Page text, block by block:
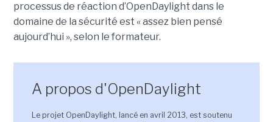
processus de réaction d’OpenDaylight dans le
domaine de la sécurité est « assez bien pensé
aujourd’hui », selon le formateur.
A propos d'OpenDaylight
Le projet OpenDaylight, lancé en avril 2013, est soutenu